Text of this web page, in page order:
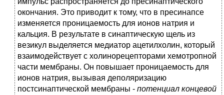
окончания. Это приводит к тому, что в пресинапсе
изменяется проницаемость для ионов натрия и
кальция. В результате в синаптическую щель из
везикул выделяется медиатор ацетилхолин, который
взаимодействует с холинорецепторами хемотропной
части мембраны. Он повышает проницаемость для
ионов натрия, вызывая деполяризацию
постсинаптической мембраны - потенциал концевой